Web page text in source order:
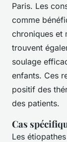
Paris. Les
comme
chroniques et
trouvent
soulage
enfants. Ces
positif des
des patients.
Cas
Les